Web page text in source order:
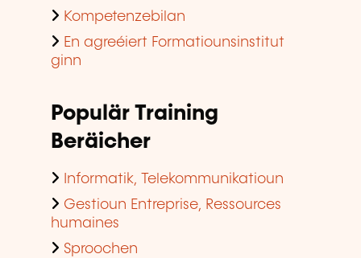
Kompetenzebilan
En agreéiert Formatiounsinstitut
ginn
Populär Training
Beräicher
Informatik, Telekommunikatioun
Gestioun Entreprise, Ressources
humaines
Sproochen